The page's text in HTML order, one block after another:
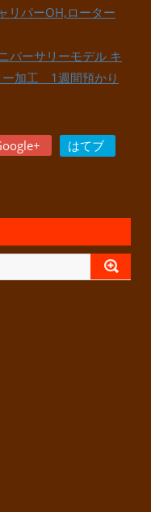
リパーOH,ローター
ーサリーモデル キ
ー加工 1週間預かり
はてブ